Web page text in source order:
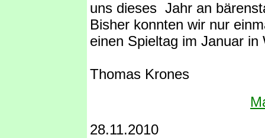
uns dieses Jahr an
Bisher konnten wir nur
einen Spieltag im Januar
Thomas Krones
28.11.2010